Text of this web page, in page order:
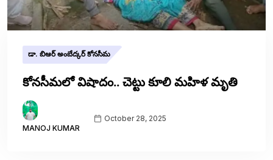
డా. బిఆర్ అంబేద్కర్ కోనసీమ
కోనసీమలో విషాదం.. చెట్టు కూలి మహిళ మృతి
MANOJ KUMAR
October 28, 2025